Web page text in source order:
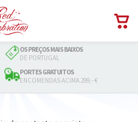
OS PREÇOS MAIS BAIXOS
DE PORTUGAL
PORTES GRATUITOS
ENCOMENDAS ACIMA 299,- €